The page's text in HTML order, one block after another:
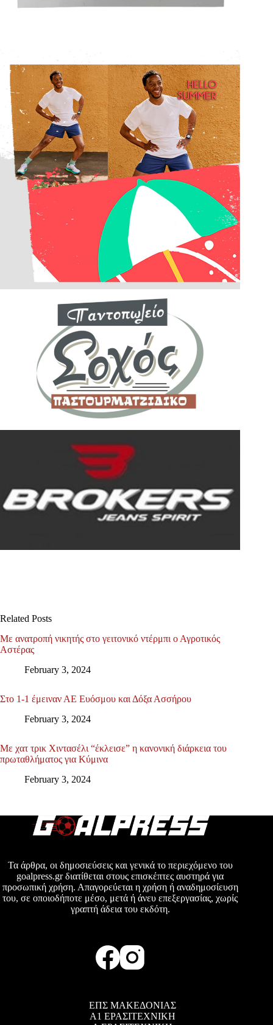
Related Posts
Με ανατροπή νικητής στο γειτονικό ντέρμπι ο Αγροτικός
Αστέρας
February 3, 2024
Στο 1-1 έμειναν ΑΕ Ευόσμου και Δόξα Ασσήρου
February 3, 2024
Με χατ τρικ Χιντασέλι “έκλεισε” η κανονική διάρκεια του
πρωταθλήματος για Κύμινα
February 3, 2024
Τα άρθρα, οι δημοσιεύσεις και γενικά το περιεχόμενο του
goalpress.gr διατίθεται στους επισκέπτες αυστηρά για
προσωπική χρήση. Απαγορεύεται η χρήση ή αναδημοσίευση
του, σε οποιοδήποτε μέσο, μετά ή άνευ επεξεργασίας, χωρίς
γραπτή άδεια του εκδότη.
ΕΠΣ ΜΑΚΕΔΟΝΙΑΣ
Α1 ΕΡΑΣΙΤΕΧΝΙΚΗ